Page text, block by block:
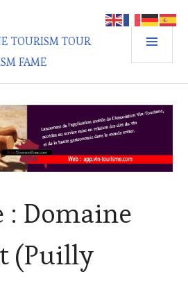
TOURISM TOUR
FAME
: Domaine
(Puilly